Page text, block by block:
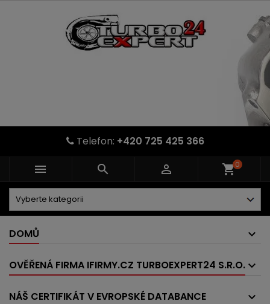
Telefon: +420 725 425 366
   shopping_cart0
DOMŮ
OVĚŘENÁ FIRMA IFIRMY.CZ TURBOEXPERT24 S.R.O.
NÁŠ CERTIFIKÁT V EVROPSKÉ DATABANCE